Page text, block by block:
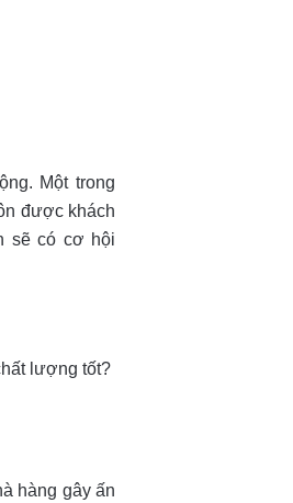
Một trong
được khách
sẽ có cơ hội
lượng tốt?
hàng gây ấn